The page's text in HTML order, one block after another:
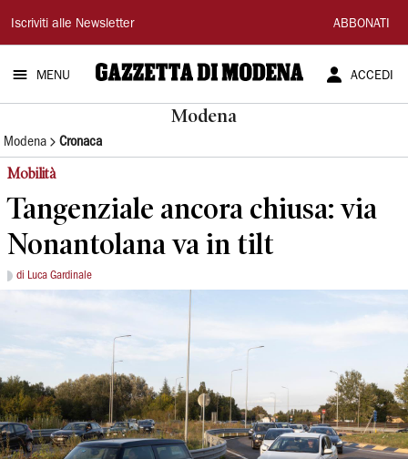
Gazzetta
di
Modena
Iscriviti alle Newsletter ABBONATI
MENU ACCEDI
Modena
Modena Cronaca
Mobilità
Tangenziale ancora chiusa: via
Nonantolana va in tilt
di Luca Gardinale